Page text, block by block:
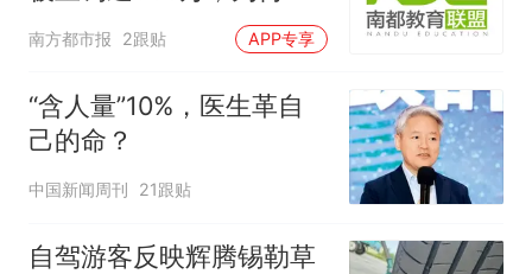
这么重？
南方都市报 2跟贴 APP专享
“含人量”10%，医生革自
己的命？
中国新闻周刊 21跟贴
自驾游客反映辉腾锡勒草